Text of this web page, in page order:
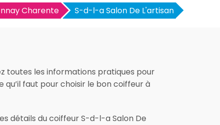
Charente S-d-l-a Salon De L'artisan
toutes les informations pratiques pour
qu’il faut pour choisir le bon coiffeur à
détails du coiffeur S-d-l-a Salon De